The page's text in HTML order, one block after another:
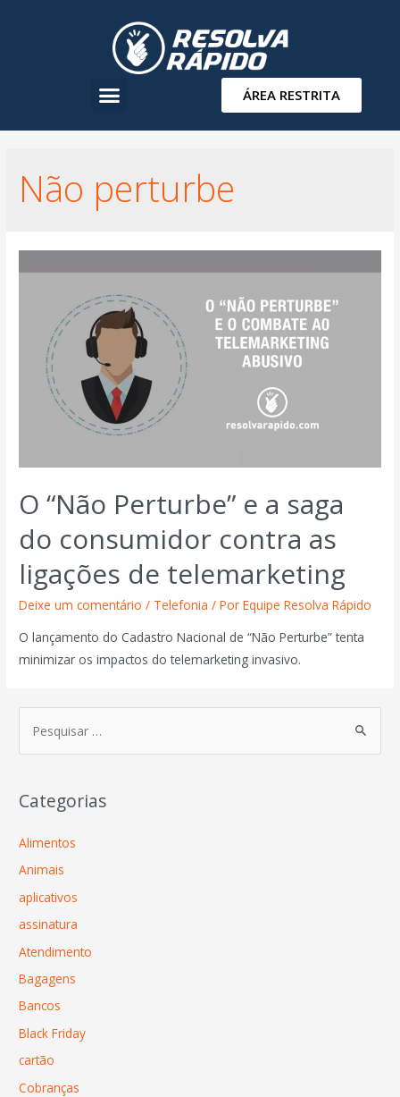
ÁREA RESTRITA
Não perturbe
O “Não Perturbe” e a saga
do consumidor contra as
ligações de telemarketing
Deixe um comentário / Telefonia / PorEquipe Resolva Rápido
O lançamento do Cadastro Nacional de “Não Perturbe” tenta
minimizar os impactos do telemarketing invasivo.
Categorias
Alimentos
Animais
aplicativos
assinatura
Atendimento
Bagagens
Bancos
Black Friday
cartão
Cobranças